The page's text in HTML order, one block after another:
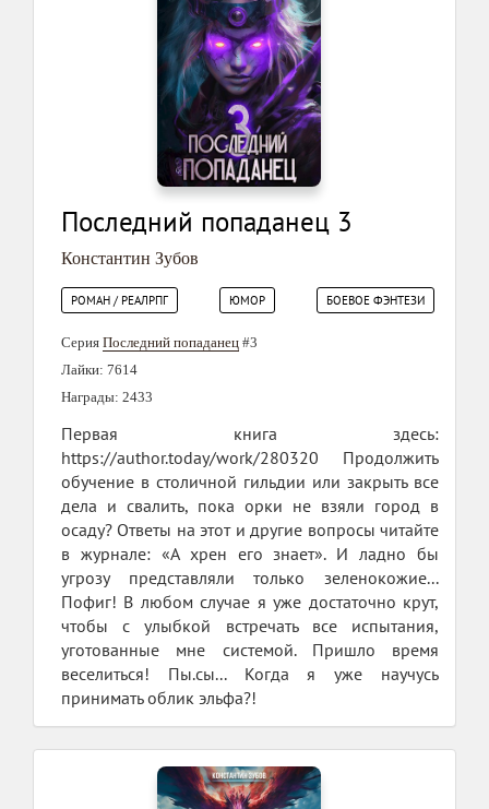
Последний попаданец 3
Константин Зубов
РОМАН / РЕАЛРПГ ЮМОР БОЕВОЕ ФЭНТЕЗИ
Серия Последний попаданец #3
Лайки: 7614
Награды: 2433
Первая книга здесь:
https://author.today/work/280320 Продолжить
обучение в столичной гильдии или закрыть все
дела и свалить, пока орки не взяли город в
осаду? Ответы на этот и другие вопросы читайте
в журнале: «А хрен его знает». И ладно бы
угрозу представляли только зеленокожие...
Пофиг! В любом случае я уже достаточно крут,
чтобы с улыбкой встречать все испытания,
уготованные мне системой. Пришло время
веселиться! Пы.сы... Когда я уже научусь
принимать облик эльфа?!